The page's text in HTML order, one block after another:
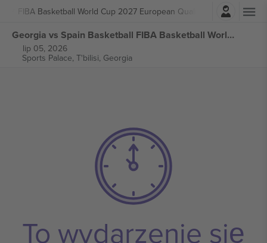
FIBA Basketball World Cup 2027 European Qualifiers
Zaloguj sie
Georgia vs Spain Basketball FIBA Basketball World Cup 2027 European Qualifiers biletów
lip 05, 2026
Sports Palace, T'bilisi, Georgia
To wydarzenie się